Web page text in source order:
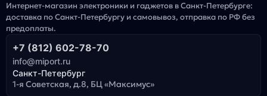
Интернет-магазин электроники и гаджетов в Санкт-Петербурге:
доставка по Санкт-Петербургу и самовывоз, отправка по РФ без
предоплаты.
+7 (812) 602-78-70
info@miport.ru
Санкт-Петербург
1-я Советская, д.8, БЦ «Максимус»